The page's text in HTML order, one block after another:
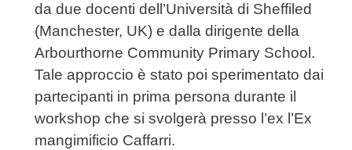
da due docenti dell’Università di Sheffiled
(Manchester, UK) e dalla dirigente della
Arbourthorne Community Primary School.
Tale approccio è stato poi sperimentato dai
partecipanti in prima persona durante il
workshop che si svolgerà presso l’ex l’Ex
mangimificio Caffarri.